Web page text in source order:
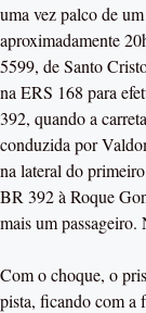
uma vez palco de
aproximadamente
5599, de Santo
na ERS 168 para
392, quando a
conduzida por
na lateral do
BR 392 à Roque
mais um passageiro.
Com o choque, o
pista, ficando com a